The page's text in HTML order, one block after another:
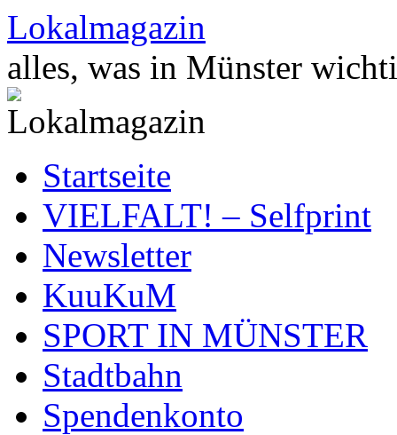
Zum
Inhalt
springen
Lokalmagazin
alles, was in Münster
Startseite
VIELFALT! – Selfprint
Newsletter
KuuKuM
SPORT IN MÜNSTER
Stadtbahn
Spendenkonto